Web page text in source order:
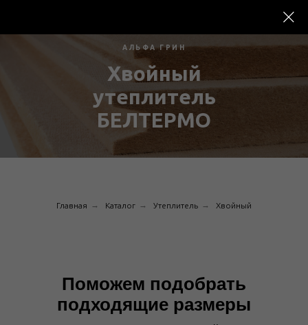
Хвойный
утеплитель
БЕЛТЕРМО
АЛЬФА ГРИН
Главная → Каталог → Утеплитель → Хвойный
Поможем подобрать
подходящие размеры